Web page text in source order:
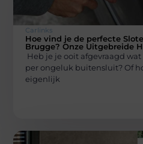
Carlinks
Hoe vind je de perfecte
Brugge? Onze Uitgebreide
Heb je je ooit afgevraagd
per ongeluk buitensluit? Of
eigenlijk